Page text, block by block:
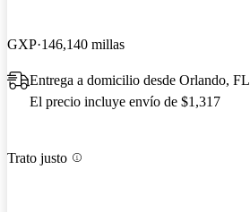
GXP 146,140 millas
Entrega a domicilio desde Orlando, FL
El precio incluye envío de $1,317
Trato justo